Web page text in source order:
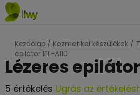
Ugrás
a
tartalomhoz
Kezdőlap / Kozmetikai készülékek /
epilátor IPL-A110
Lézeres epilátor
A
5 értékelés Ugrás az